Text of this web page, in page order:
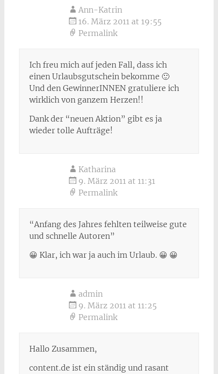
Ann-Katrin
16. März 2011 at 19:55
Permalink
Ich freu mich auf jeden Fall, dass ich
einen Urlaubsgutschein bekomme 🙂
Und den GewinnerINNEN gratuliere ich
wirklich von ganzem Herzen!!
Dank der “neuen Aktion” gibt es ja
wieder tolle Aufträge!
Katharina
9. März 2011 at 11:31
Permalink
“Anfang des Jahres fehlten teilweise gute
und schnelle Autoren”
😀 Klar, ich war ja auch im Urlaub. 😀 😀
admin
9. März 2011 at 11:25
Permalink
Hallo Zusammen,
content.de ist ein ständig und rasant